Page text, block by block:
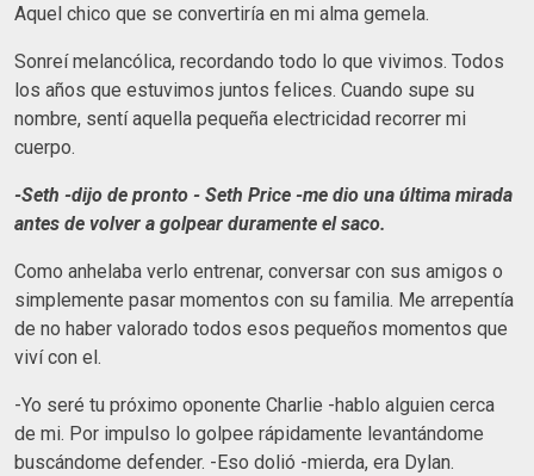
Aquel chico que se convertiría en mi alma gemela.
Sonreí melancólica, recordando todo lo que vivimos. Todos
los años que estuvimos juntos felices. Cuando supe su
nombre, sentí aquella pequeña electricidad recorrer mi
cuerpo.
-Seth -dijo de pronto - Seth Price -me dio una última mirada
antes de volver a golpear duramente el saco.
Como anhelaba verlo entrenar, conversar con sus amigos o
simplemente pasar momentos con su familia. Me arrepentía
de no haber valorado todos esos pequeños momentos que
viví con el.
-Yo seré tu próximo oponente Charlie -hablo alguien cerca
de mi. Por impulso lo golpee rápidamente levantándome
buscándome defender. -Eso dolió -mierda, era Dylan.